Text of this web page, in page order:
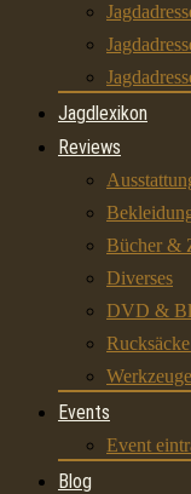
Jagdlexikon
Reviews
Bücher &
Diverses
DVD &
Werkzeuge
Events
Event
Blog